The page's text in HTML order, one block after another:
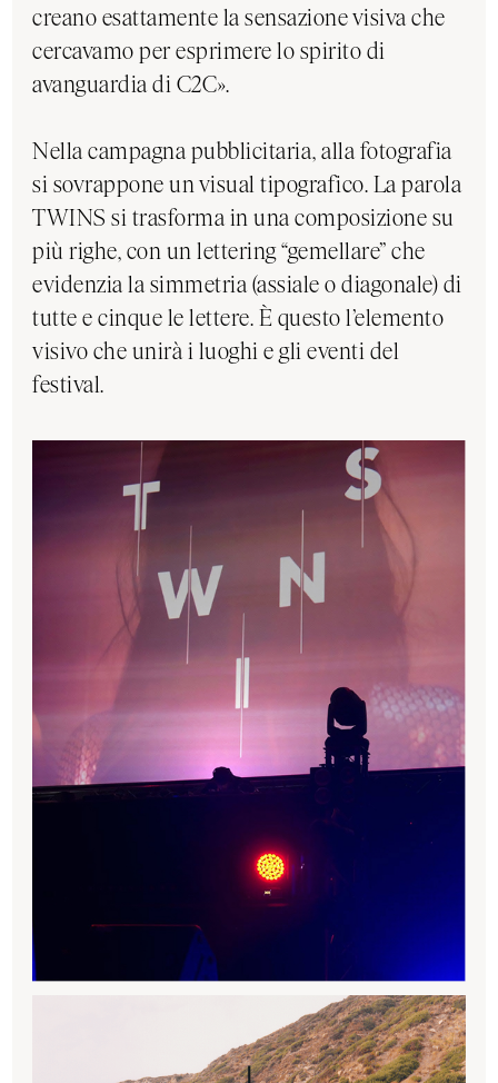
creano esattamente la sensazione visiva che
cercavamo per esprimere lo spirito di
avanguardia di C2C».
Nella campagna pubblicitaria, alla fotografia
si sovrappone un visual tipografico. La parola
TWINS si trasforma in una composizione su
più righe, con un lettering “gemellare” che
evidenzia la simmetria (assiale o diagonale) di
tutte e cinque le lettere. È questo l’elemento
visivo che unirà i luoghi e gli eventi del
festival.